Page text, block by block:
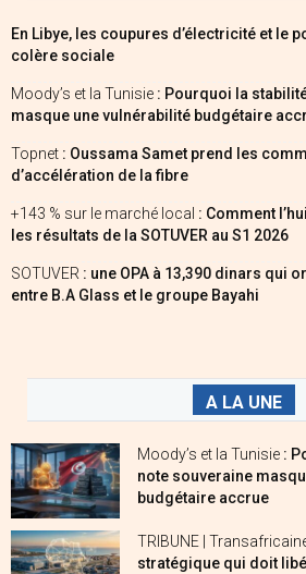
En Libye, les coupures d’électricité et le
colère sociale
Moody’s et la Tunisie : Pourquoi la
masque une vulnérabilité budgétaire
Topnet : Oussama Samet prend les
d’accélération de la fibre
+143 % sur le marché local : Comment
les résultats de la SOTUVER au S1 2026
SOTUVER : une OPA à 13,390 dinars qui
entre B.A Glass et le groupe Bayahi
A LA UNE
Moody’s et la Tunisie :
note souveraine
budgétaire accrue
TRIBUNE |
stratégique qui doit